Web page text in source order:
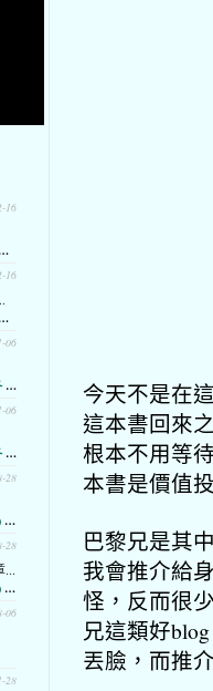
今天不是在
這本書回來
根本不用等
本書是價值
巴黎兄是其
我會推介給
怪，反而很
兄這類好
丟臉，而推
16
16
06
06
28
28
...
06
28